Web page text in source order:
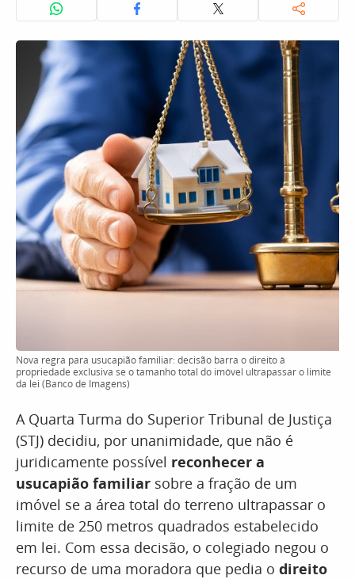
Nova regra para usucapião familiar: decisão barra o direito à
propriedade exclusiva se o tamanho total do imóvel ultrapassar o limite
da lei (Banco de Imagens)
A Quarta Turma do Superior Tribunal de Justiça
(STJ) decidiu, por unanimidade, que não é
juridicamente possível reconhecer a
usucapião familiar sobre a fração de um
imóvel se a área total do terreno ultrapassar o
limite de 250 metros quadrados estabelecido
em lei. Com essa decisão, o colegiado negou o
recurso de uma moradora que pedia o direito